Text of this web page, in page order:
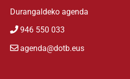
Durangaldeko agenda
946 550 033
agenda@dotb.eus